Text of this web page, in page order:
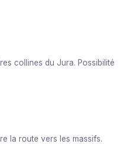
collines du Jura. Possibilité
la route vers les massifs.